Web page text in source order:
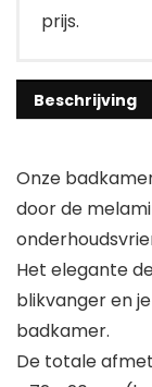
prijs.
Beschrijving
Onze
door de
Het elegante
blikvanger en
badkamer.
De totale